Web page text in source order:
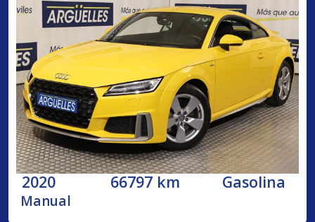
2020 66797 km Gasolina
Manual